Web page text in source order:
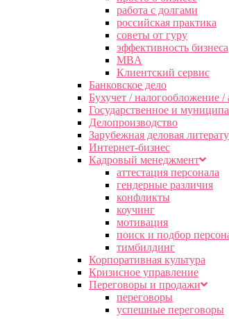
работа с долгами
российская практика
советы от гуру
эффективность бизнеса
MBA
Клиентский сервис
Банковское дело
Бухучет / налогообложение /
Государственное и
Делопроизводство
Зарубежная деловая
Интернет-бизнес
Кадровый менеджмент
аттестация персонала
гендерные различия
конфликты
коучинг
мотивация
поиск и подбор
тимбилдинг
Корпоративная культура
Кризисное управление
Переговоры и продажи
переговоры
успешные переговоры